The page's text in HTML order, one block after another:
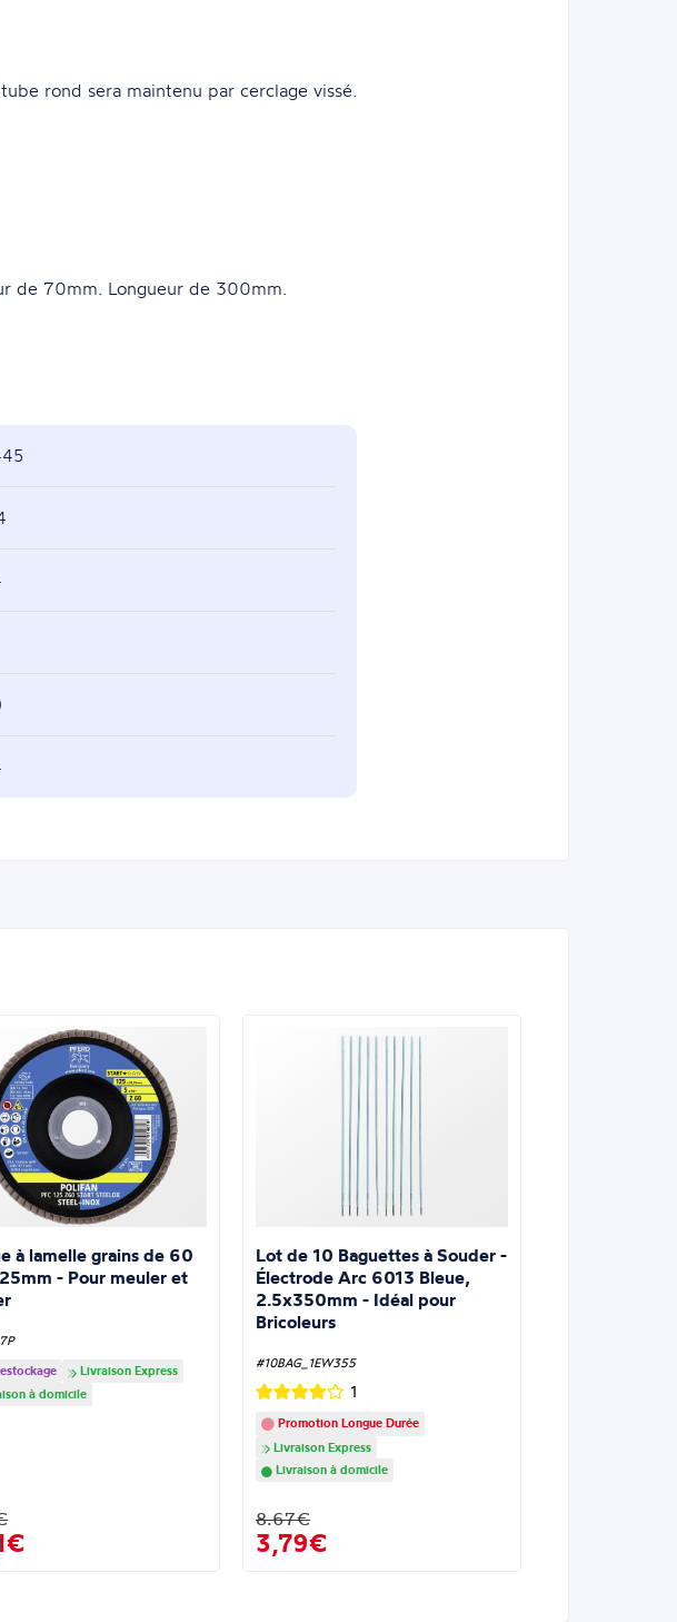
rond sera maintenu par cerclage vissé.
de 70mm. Longueur de 300mm.
à lamelle grains de 60
- Pour meuler et
Livraison Express
à domicile
Lot de 10 Baguettes à Souder -
Électrode Arc 6013 Bleue,
2.5x350mm - Idéal pour
Bricoleurs
#10BAG_1EW355
1
Promotion Longue Durée
Livraison Express
Livraison à domicile
8.67€
3,79€